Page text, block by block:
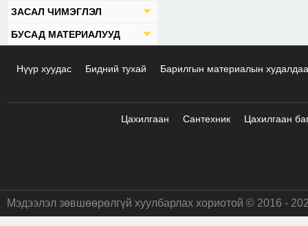
ЗАСАЛ ЧИМЭГЛЭЛ
БУСАД МАТЕРИАЛУУД
Нүүр хуудас Бидний тухай Барилгын материалын
Цахилгаан Сантехник Цахилгаан
Мэдээлэл зөвшөөрөлгүй хуулбарлах хориотой © 2016 -